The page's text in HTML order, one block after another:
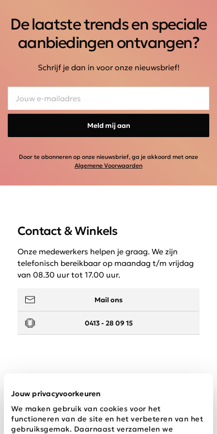
Jouw privacyvoorkeuren
We maken gebruik van cookies voor het
functioneren van de site en het verbeteren van het
gebruiksgemak. Daarnaast verzamelen we
De laatste trends en speciale
aanbiedingen ontvangen?
Schrijf je dan in voor onze nieuwsbrief!
Meld mij aan
Door te abonneren op onze nieuwsbrief, ga je akkoord met onze
Algemene Voorwaarden
Contact & Winkels
Onze medewerkers helpen je graag. We zijn
telefonisch bereikbaar op maandag t/m vrijdag
van 08.30 uur tot 17.00 uur.
Mail ons
0413 - 28 09 15
Wij zijn Schijvens mode